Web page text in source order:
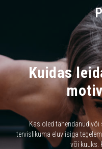
Kuidas
Kas oled tähendanud või
tervislikuma eluviisiga
või kuuks.